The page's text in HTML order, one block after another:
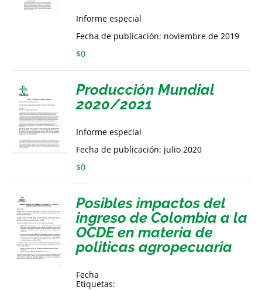
Informe especial
Fecha de publicación: noviembre de 2019
$0
Producción Mundial
2020/2021
Informe especial
Fecha de publicación: julio 2020
$0
Posibles impactos del
ingreso de Colombia a la
OCDE en materia de
politicas agropecuaria
Fecha
Etiquetas: